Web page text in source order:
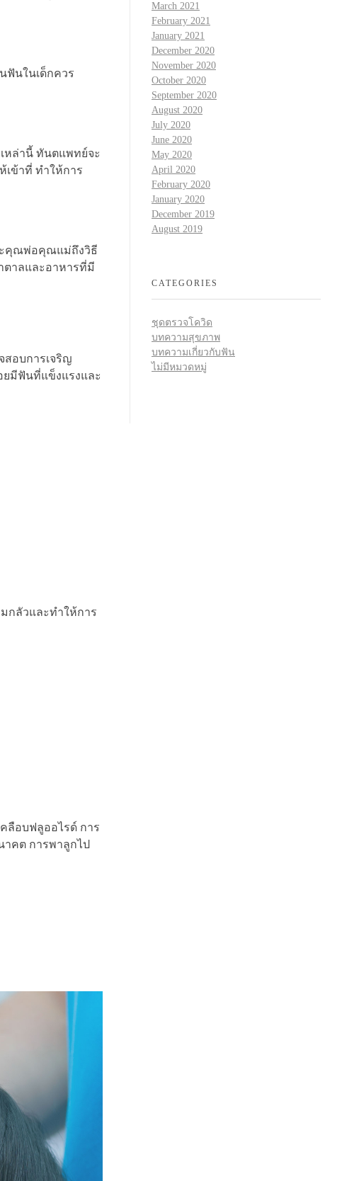
ฟันในเด็กควร
หล่านี้ ทันตแพทย์จะ
เข้าที่ ทำให้การ
ะคุณพ่อคุณแม่ถึงวิธี
ตาลและอาหารที่มี
อบการเจริญ
ยมีฟันที่แข็งแรงและ
กลัวและทำให้การ
ลือบฟลูออไรด์ การ
คต การพาลูกไป
March 2021
February 2021
January 2021
December 2020
November 2020
October 2020
September 2020
August 2020
July 2020
June 2020
May 2020
April 2020
February 2020
January 2020
December 2019
August 2019
CATEGORIES
ชุดตรวจโควิด
บทความสุขภาพ
บทความเกี่ยวกับฟัน
ไม่มีหมวดหมู่